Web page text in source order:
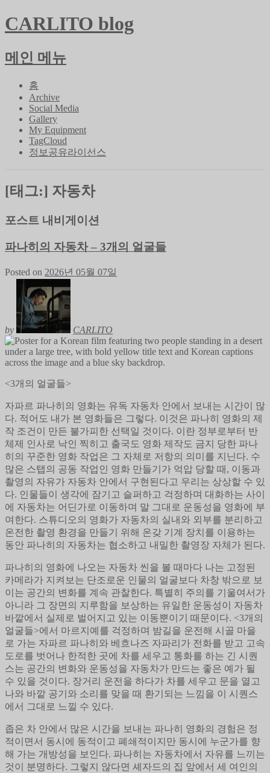
CARLITO blog
메인 메뉴
홈
Archive
Social Media
Gallery
My Equipment
TagCloud
정보공유라이선스
[태그:] 자동차
포스트 내비게이션
파나히의 자동차 – 3개의 얼굴들
Posted on 2026년 05월 07일
by CARLITO
<3개의 얼굴들>
자파르 파나히의 영화는 유독 자동차 안에서 보내는 시간이 많
다. 적어도 내가 본 영화들은 그렇다. 이것은 파나히 영화의 제
작 조건이 만든 불가피한 선택일 것이다. 이란 정부로부터 반
체제 인사로 낙인 찍히고 출국도 영화 제작도 금지 당한 파나
히의 꾸준한 영화 작업은 그 자체로 저항의 의미를 지닌다. 수
많은 스탭의 공동 작업인 영화 만들기가 억압 당할 때, 이동과
촬영의 자유가 자동차 안에서 구현된다고 우리는 상상할 수 있
다. 인물들이 생각에 잠기고 슬퍼하고 걱정하며 대화하는 사이
에 자동차는 어딘가로 이동하며 말 그대로 운동성을 영화에 부
여한다. 스튜디오의 영화가 자동차의 실내와 외부를 분리하고
온전한 촬영 환경을 만들기 위해 온갖 기계 장치를 이용하는
동안 파나히의 자동차는 협소하고 내밀한 촬영장 자체가 된다.
파나히의 영화에 나오는 자동차 씬을 볼 때마다 나는 고정된
카메라가 지켜보는 단조로운 인물의 얼굴보다 차창 밖으로 보
이는 공간의 변화를 계속 관찰한다. 특별히 주의를 기울여서가
아니라 그 장면의 지루함을 보상하는 유일한 운동성이 자동차
바깥에서 실제로 벌어지고 있는 이동뿐이기 때문이다. <3개의
얼굴들>에서 마르지예를 걱정하며 밤길을 운전해 시골 마을
로 가는 자파르 파나히와 베흐나즈 자파리가 전화를 받고 고속
도로를 벗어나 한적한 곳에 차를 세우고 통화를 하는 긴 시퀀
스는 공간의 변화와 운동성을 자동차가 만드는 좋은 예가 될
수 있을 것이다. 장거리 운전을 하다가 차를 세우고 문을 열고
나와 바깥 공기와 소리를 맞을 때 환기되는 느낌을 이 시퀀스
에서 그대로 느낄 수 있다.
좁은 차 안에서 많은 시간을 보내는 파나히 영화의 경험은 정
적이면서 동시에 동적이고 폐쇄적이지만 동시에 누군가를 향
해 가는 개방성을 보인다. 파나히는 자동차에서 자유를 느끼는
것이 분명하다. 그렇지 않다면 셰자드의 집 앞에서 세 여인의